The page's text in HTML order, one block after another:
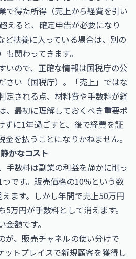
で得た所得（売上から経費を引い
えると、確定申告が必要になり
ど扶養に入っている場合は、別の
関わってきます。
いので、正確な情報は国税庁の公
さい（国税庁）。「売上」ではな
定される点、材料費や手数料が経
、最初に理解しておくべき重要ポ
ずに1年過ごすと、後で経費を証
を払うことになりかねません。
かなコスト
手数料は副業の利益を静かに削っ
です。販売価格の10%という数
ます。しかし年間で売上50万円
万円が手数料として消えます。
額です。
が、販売チャネルの使い分けで
ットプレイスで新規顧客を獲得し